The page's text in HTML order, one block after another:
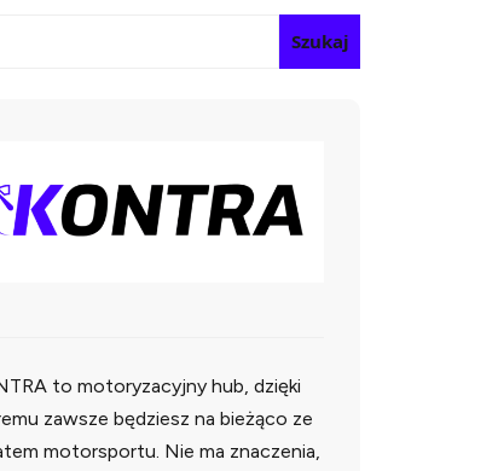
Szukaj
to motoryzacyjny hub, dzięki
zawsze będziesz na bieżąco ze
motorsportu. Nie ma znaczenia,